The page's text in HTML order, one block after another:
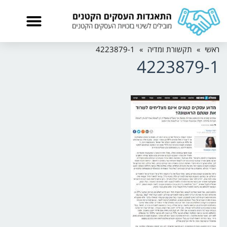
ראשי » תקשורת ומדיה »
4223879-1
4223879-1